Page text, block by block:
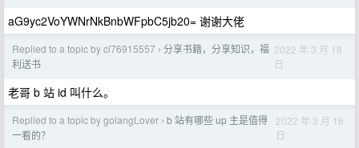
aG9yc2VoYWNrNkBnbWFpbC5jb20= 谢谢大佬
Replied to a topic by cl76915557 › 分享书籍，分享知识，福
利送书
2022 年 3 月 18
日
老哥 b 站 id 叫什么。
Replied to a topic by golangLover › b 站有哪些 up 主是值得
一看的？
2022 年 3 月 16
日